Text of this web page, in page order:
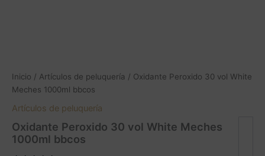
Inicio / Artículos de peluquería / Oxidante Peroxido 30 vol White
Meches 1000ml bbcos
Artículos de peluquería
Oxidante Peroxido 30 vol White Meches
1000ml bbcos